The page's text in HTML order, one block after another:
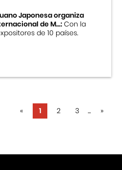
Japonesa organiza
de M...:Con la
de 10 países.
« 1 2 3 ... »